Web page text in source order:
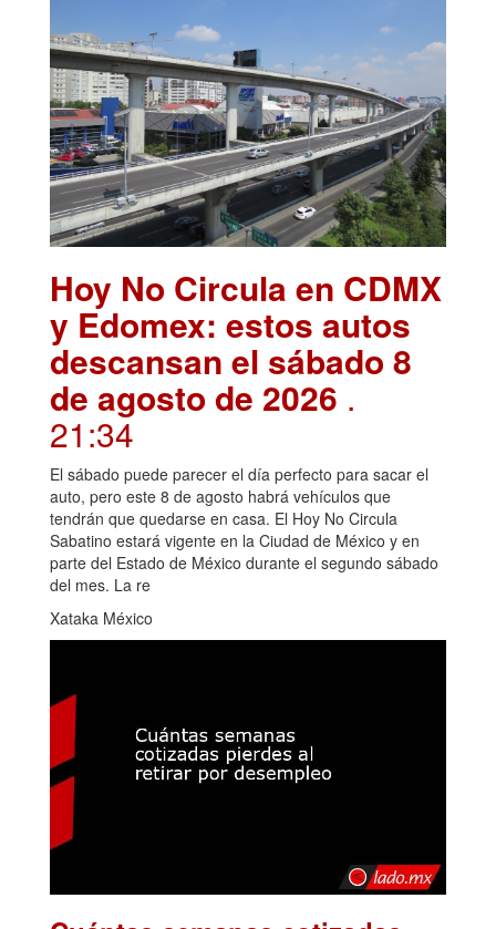
Hoy No Circula en CDMX
y Edomex: estos autos
descansan el sábado 8
de agosto de 2026 .
21:34
El sábado puede parecer el día perfecto para sacar el
auto, pero este 8 de agosto habrá vehículos que
tendrán que quedarse en casa. El Hoy No Circula
Sabatino estará vigente en la Ciudad de México y en
parte del Estado de México durante el segundo sábado
del mes. La re
Xataka México